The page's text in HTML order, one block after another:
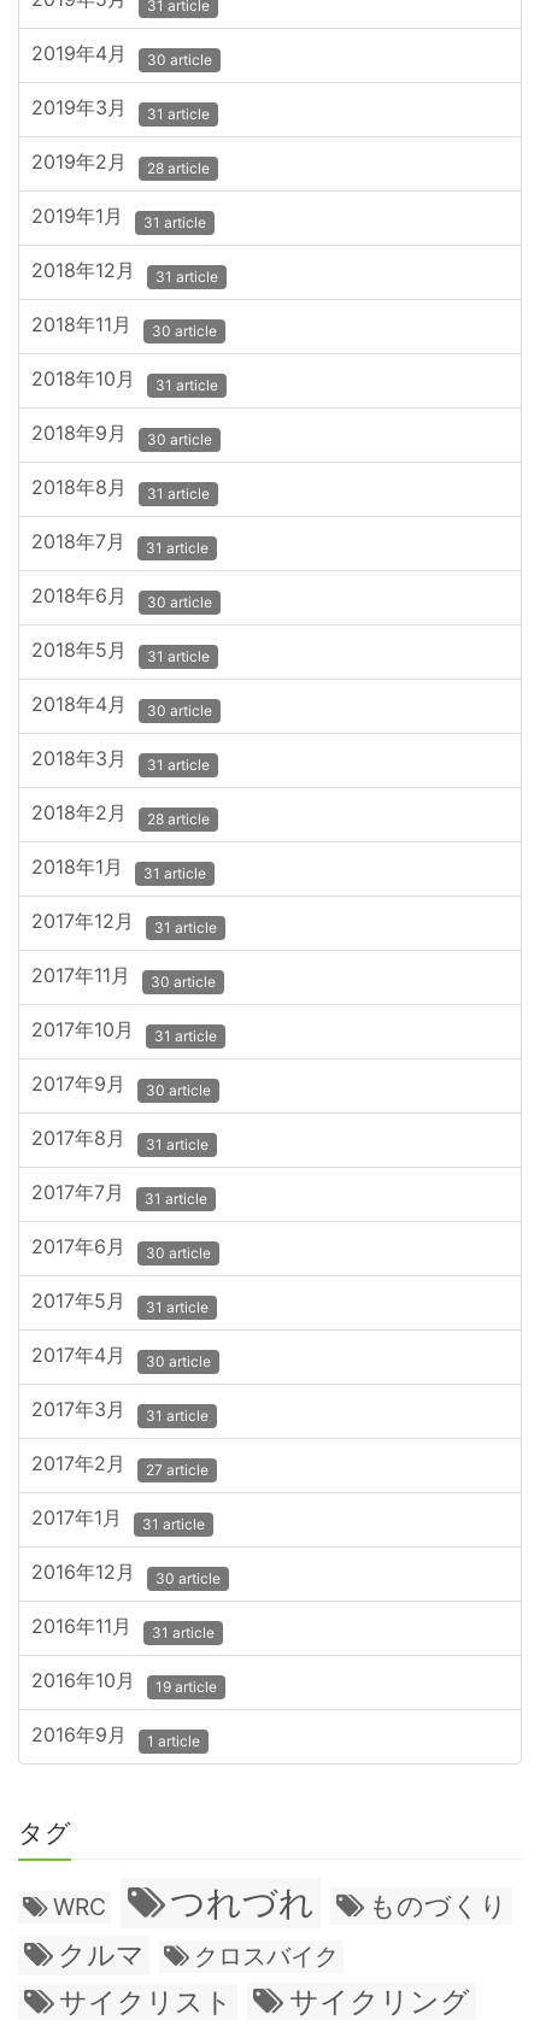
31 article
2019年4月 30 article
2019年3月 31 article
2019年2月 28 article
2019年1月 31 article
2018年12月 31 article
2018年11月 30 article
2018年10月 31 article
2018年9月 30 article
2018年8月 31 article
2018年7月 31 article
2018年6月 30 article
2018年5月 31 article
2018年4月 30 article
2018年3月 31 article
2018年2月 28 article
2018年1月 31 article
2017年12月 31 article
2017年11月 30 article
2017年10月 31 article
2017年9月 30 article
2017年8月 31 article
2017年7月 31 article
2017年6月 30 article
2017年5月 31 article
2017年4月 30 article
2017年3月 31 article
2017年2月 27 article
2017年1月 31 article
2016年12月 30 article
2016年11月 31 article
2016年10月 19 article
2016年9月 1 article
タグ
WRC つれづれ ものづくり
クルマ クロスバイク
サイクリスト サイクリング